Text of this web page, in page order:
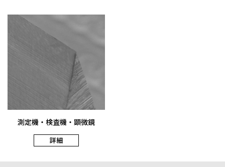
測定機・検査機・顕微鏡
詳細